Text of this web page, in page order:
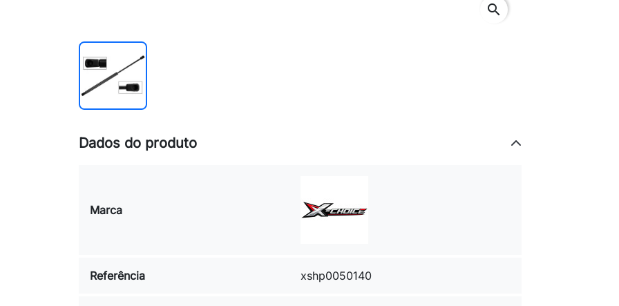
search
Dados do produto
Marca
Referência xshp0050140